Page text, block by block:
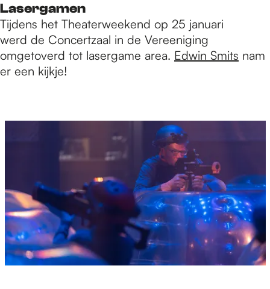
Lasergamen
Tijdens het Theaterweekend op 25 januari
werd de Concertzaal in de Vereeniging
omgetoverd tot lasergame area. Edwin Smits nam
er een kijkje!